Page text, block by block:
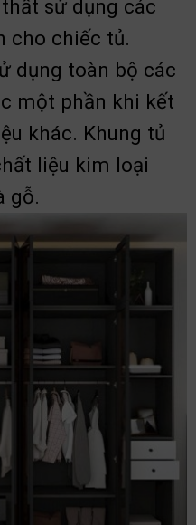
sử dụng các
cho chiếc tủ.
dụng toàn bộ các
một phần khi kết
khác. Khung tủ
liệu kim loại
gỗ.